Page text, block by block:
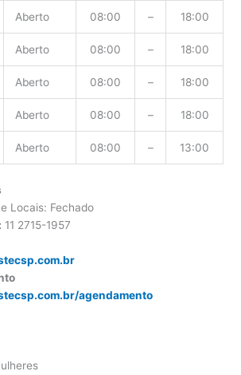
Aberto 08:00 – 18:00
Aberto 08:00 – 18:00
Aberto 08:00 – 18:00
Aberto 08:00 – 18:00
Aberto 08:00 – 13:00
Locais: Fechado
11 2715-1957
agendamento